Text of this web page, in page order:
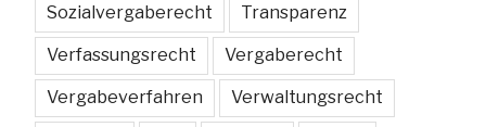
Sozialvergaberecht Transparenz
Verfassungsrecht Vergaberecht
Vergabeverfahren Verwaltungsrecht